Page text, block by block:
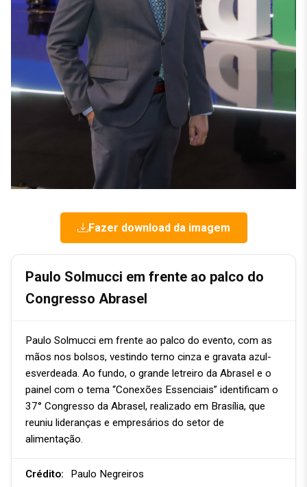
Fazer download da imagem
Paulo Solmucci em frente ao palco do
Congresso Abrasel
Paulo Solmucci em frente ao palco do evento, com as
mãos nos bolsos, vestindo terno cinza e gravata azul-
esverdeada. Ao fundo, o grande letreiro da Abrasel e o
painel com o tema “Conexões Essenciais” identificam o
37° Congresso da Abrasel, realizado em Brasília, que
reuniu lideranças e empresários do setor de
alimentação.
Crédito: Paulo Negreiros